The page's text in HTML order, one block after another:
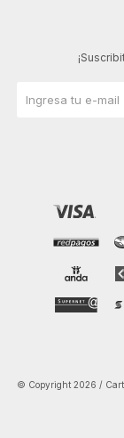
© Copyright 2026 /